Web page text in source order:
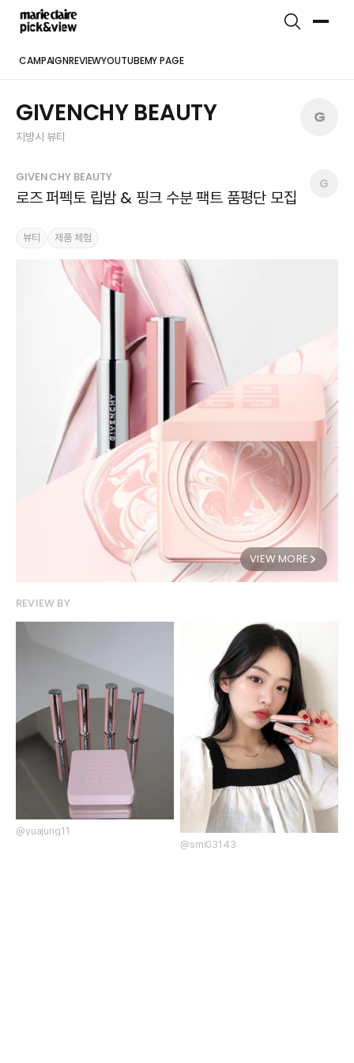
CAMPAIGNREVIEWYOUTUBEMY PAGE
GIVENCHY BEAUTY
지방시 뷰티
G
VIEW MORE
GIVENCHY BEAUTY
로즈 퍼펙토 립밤 & 핑크 수분 팩트 품평단 모집
G
뷰티 제품 체험
REVIEW BY
@yuajung11
@smi03143